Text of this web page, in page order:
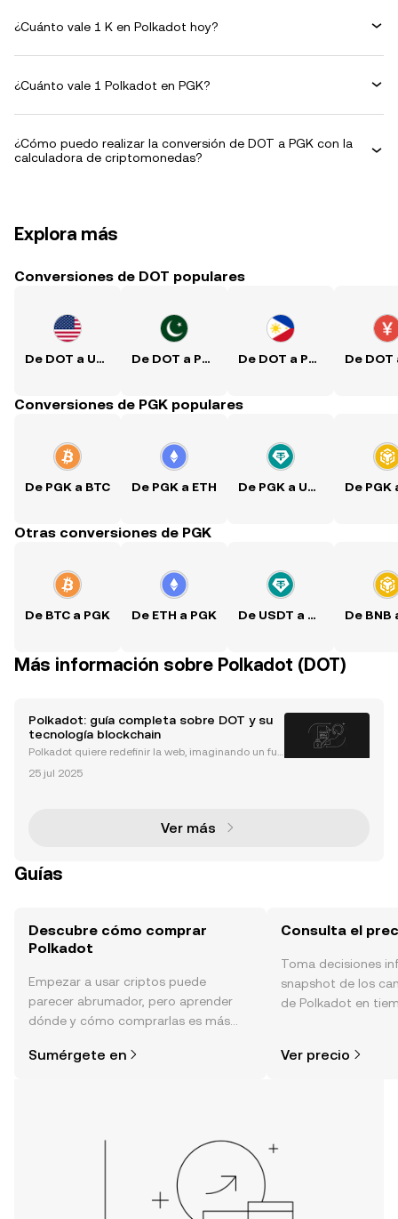
¿Cuánto vale 1 K en Polkadot hoy?
¿Cuánto vale 1 Polkadot en PGK?
¿Cómo puedo realizar la conversión de DOT a PGK con la
calculadora de criptomonedas?
Explora más
Conversiones de DOT populares
De DOT a USD De DOT a PKR De DOT a PHP
Conversiones de PGK populares
De PGK a BTC De PGK a ETH De PGK a USDT
Otras conversiones de PGK
De BTC a PGK De ETH a PGK De USDT a PGK
Más información sobre Polkadot (DOT)
Polkadot: guía completa sobre DOT y su
tecnología blockchain
Polkadot quiere redefinir la web, imaginando un fut
len sus identidades y datos, libres de autoridades c
25 jul 2025
Ver más
Guías
Descubre cómo comprar
Polkadot
Empezar a usar criptos puede
parecer abrumador, pero aprender
dónde y cómo comprarlas es más
tu aventura en la aplicación móvil de
Sumérgete en
Consulta el
Toma decisiones
snapshot de los
de Polkadot en
Ver precio